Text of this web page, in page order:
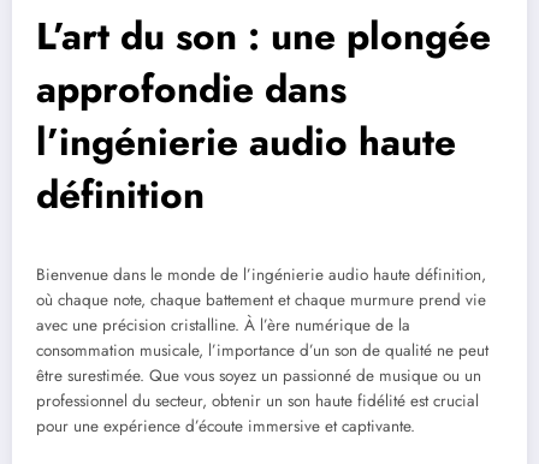
L’art du son : une plongée
approfondie dans
l’ingénierie audio haute
définition
Bienvenue dans le monde de l’ingénierie audio haute définition,
où chaque note, chaque battement et chaque murmure prend vie
avec une précision cristalline. À l’ère numérique de la
consommation musicale, l’importance d’un son de qualité ne peut
être surestimée. Que vous soyez un passionné de musique ou un
professionnel du secteur, obtenir un son haute fidélité est crucial
pour une expérience d’écoute immersive et captivante.